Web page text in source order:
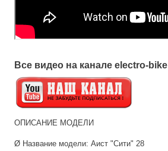
Все видео на канале electro-bike
ОПИСАНИЕ МОДЕЛИ
Ø Название модели: Аист "Сити" 28